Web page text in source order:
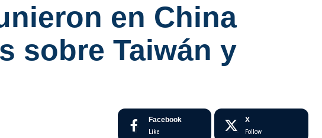
en China
sobre Taiwán y
Facebook
Like
X
Follow